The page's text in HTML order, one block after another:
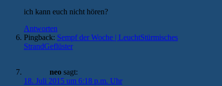
ich kann euch nicht hören?
Antworten
Pingback: Sempf der Woche | LeuchtStürmisches
StrandGeflüster
neo sagt:
18. Juli 2015 um 6:18 p.m. Uhr